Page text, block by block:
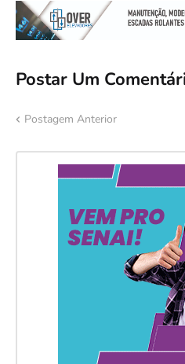
Postar Um
Postagem Anterior